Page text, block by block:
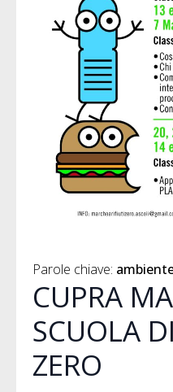
Parole chiave:
CUPRA
SCUOLA
ZERO